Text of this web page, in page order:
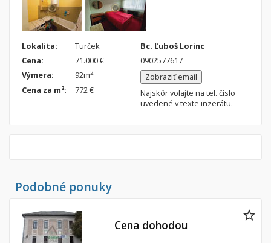
Lokalita:
Turček
Cena:
71.000 €
Výmera:
92m2
Cena za m2: 772 €
Bc. Ľuboš Lorinc
0902577617
Zobraziť email
Najskôr volajte na tel. číslo
uvedené v texte inzerátu.
Podobné ponuky
Cena dohodou